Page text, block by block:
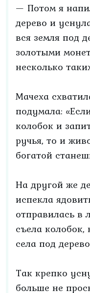
— Потом я
дерево и
вся земля под
золотыми
несколько
Мачеха
подумала:
колобок и
ручья, то и
богатой
На другой же
испекла
отправилась в
съела колобок,
села под
Так крепко
больше не